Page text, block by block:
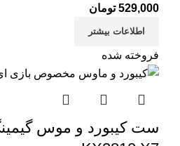
529,000 تومان
اطلاعات بیشتر
فروخته شده